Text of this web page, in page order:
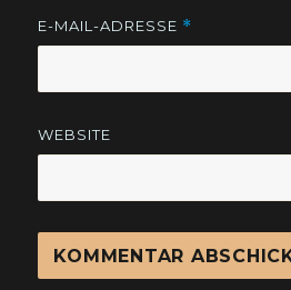
E-MAIL-ADRESSE *
WEBSITE